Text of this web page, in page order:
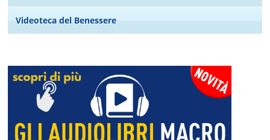
Videoteca del Benessere